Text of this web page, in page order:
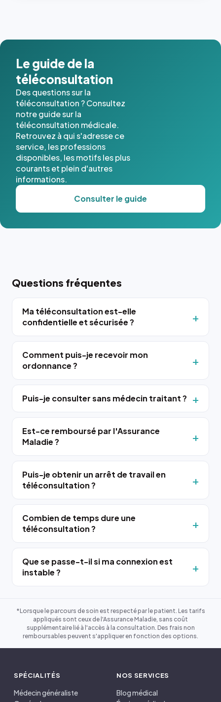
Le guide de la
téléconsultation
Des questions sur la
téléconsultation ? Consultez
notre guide sur la
téléconsultation médicale.
Retrouvez à qui s'adresse ce
service, les professions
disponibles, les motifs les plus
courants et plein d'autres
informations.
Consulter le guide
Questions fréquentes
Ma téléconsultation est-elle
confidentielle et sécurisée ?
Comment puis-je recevoir mon
ordonnance ?
Puis-je consulter sans médecin traitant ?
Est-ce remboursé par l'Assurance
Maladie ?
Puis-je obtenir un arrêt de travail en
téléconsultation ?
Combien de temps dure une
téléconsultation ?
Que se passe-t-il si ma connexion est
instable ?
*Lorsque le parcours de soin est respecté par le patient. Les tarifs
appliqués sont ceux de l'Assurance Maladie, sans coût
supplémentaire lié à l'accès à la consultation. Des frais non
remboursables peuvent s'appliquer en fonction des options.
SPÉCIALITÉS
Médecin généraliste
NOS SERVICES
Blog médical